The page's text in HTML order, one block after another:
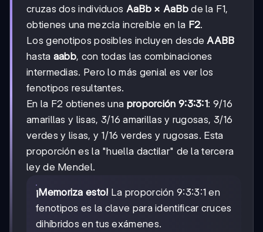
cruzas dos individuos AaBb × AaBbde la F1,
obtienes una mezcla increíble en la F2.
Los genotipos posibles incluyen desdeAABB
hasta aabb, con todas las combinaciones
intermedias. Pero lo más genial es ver los
fenotipos resultantes.
En la F2 obtienes una proporción 9:3:3:1: 9/16
amarillas y lisas, 3/16 amarillas y rugosas, 3/16
verdes y lisas, y 1/16 verdes y rugosas. Esta
proporción es la "huella dactilar" de la tercera
ley de Mendel.
¡Memoriza esto! La proporción 9:3:3:1 en
fenotipos es la clave para identificar cruces
dihíbridos en tus exámenes.